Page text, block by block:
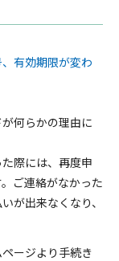
有効期限が変わ
何らかの理由に
際には、再度申
ご連絡がなかった
が出来なくなり、
ージより手続き